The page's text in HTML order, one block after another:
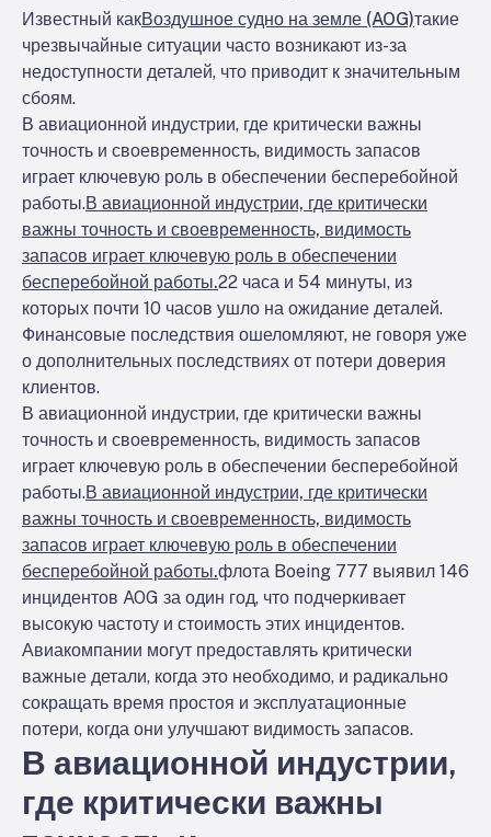
Известный какВоздушное судно на земле (AOG)такие
чрезвычайные ситуации часто возникают из-за
недоступности деталей, что приводит к значительным
сбоям.
В авиационной индустрии, где критически важны
точность и своевременность, видимость запасов
играет ключевую роль в обеспечении бесперебойной
работы.В авиационной индустрии, где критически
важны точность и своевременность, видимость
запасов играет ключевую роль в обеспечении
бесперебойной работы.22 часа и 54 минуты, из
которых почти 10 часов ушло на ожидание деталей.
Финансовые последствия ошеломляют, не говоря уже
о дополнительных последствиях от потери доверия
клиентов.
В авиационной индустрии, где критически важны
точность и своевременность, видимость запасов
играет ключевую роль в обеспечении бесперебойной
работы.В авиационной индустрии, где критически
важны точность и своевременность, видимость
запасов играет ключевую роль в обеспечении
бесперебойной работы.флота Boeing 777 выявил 146
инцидентов AOG за один год, что подчеркивает
высокую частоту и стоимость этих инцидентов.
Авиакомпании могут предоставлять критически
важные детали, когда это необходимо, и радикально
сокращать время простоя и эксплуатационные
потери, когда они улучшают видимость запасов.
В авиационной индустрии,
где критически важны